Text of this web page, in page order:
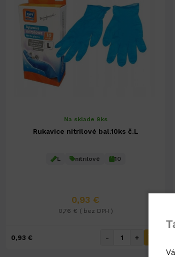
Na sklade 9ks
Rukavice nitrilové bal.10ks č.L
L nitrilové 10
0,93 €
0,76 € ( bez DPH )
0,93 € - +